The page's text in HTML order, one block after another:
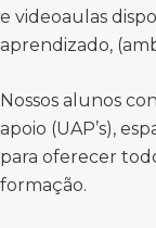
e videoaulas
aprendizado,
Nossos alunos
apoio (UAP’s),
para oferecer
formação.